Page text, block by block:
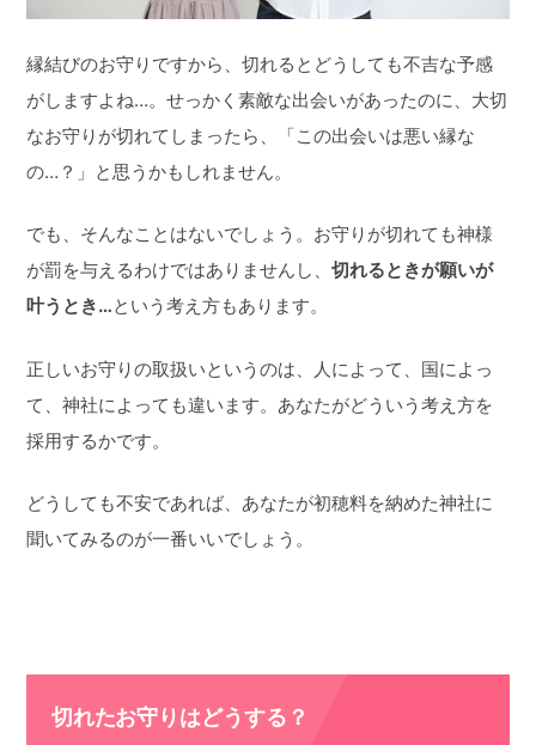
縁結びのお守りですから、切れるとどうしても不吉な予感
がしますよね…。せっかく素敵な出会いがあったのに、大切
なお守りが切れてしまったら、「この出会いは悪い縁な
の…？」と思うかもしれません。
でも、そんなことはないでしょう。お守りが切れても神様
が罰を与えるわけではありませんし、切れるときが願いが
叶うとき…という考え方もあります。
正しいお守りの取扱いというのは、人によって、国によっ
て、神社によっても違います。あなたがどういう考え方を
採用するかです。
どうしても不安であれば、あなたが初穂料を納めた神社に
聞いてみるのが一番いいでしょう。
切れたお守りはどうする？